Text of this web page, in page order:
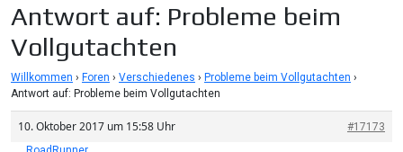
Antwort auf: Probleme beim
Vollgutachten
Willkommen › Foren › Verschiedenes › Probleme beim Vollgutachten ›
Antwort auf: Probleme beim Vollgutachten
10. Oktober 2017 um 15:58 Uhr
#17173